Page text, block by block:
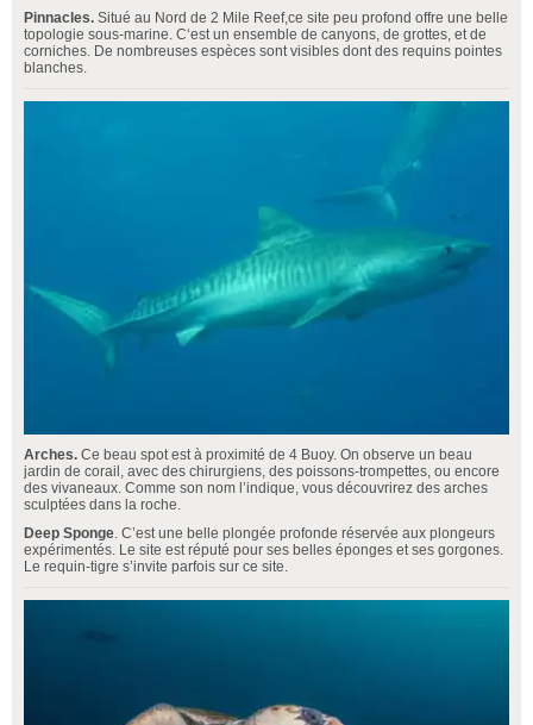
Pinnacles. Situé au Nord de 2 Mile Reef,ce site peu profond offre une belle
topologie sous-marine. C‘est un ensemble de canyons, de grottes, et de
corniches. De nombreuses espèces sont visibles dont des requins pointes
blanches.
Arches. Ce beau spot est à proximité de 4 Buoy. On observe un beau
jardin de corail, avec des chirurgiens, des poissons-trompettes, ou encore
des vivaneaux. Comme son nom l’indique, vous découvrirez des arches
sculptées dans la roche.
Deep Sponge . C’est une belle plongée profonde réservée aux plongeurs
expérimentés. Le site est réputé pour ses belles éponges et ses gorgones.
Le requin-tigre s’invite parfois sur ce site.